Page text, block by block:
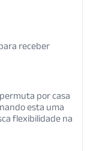
receber
por casa
esta uma
flexibilidade na